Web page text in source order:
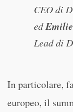
CEO di
ed
Lead di
In particolare,
europeo, il